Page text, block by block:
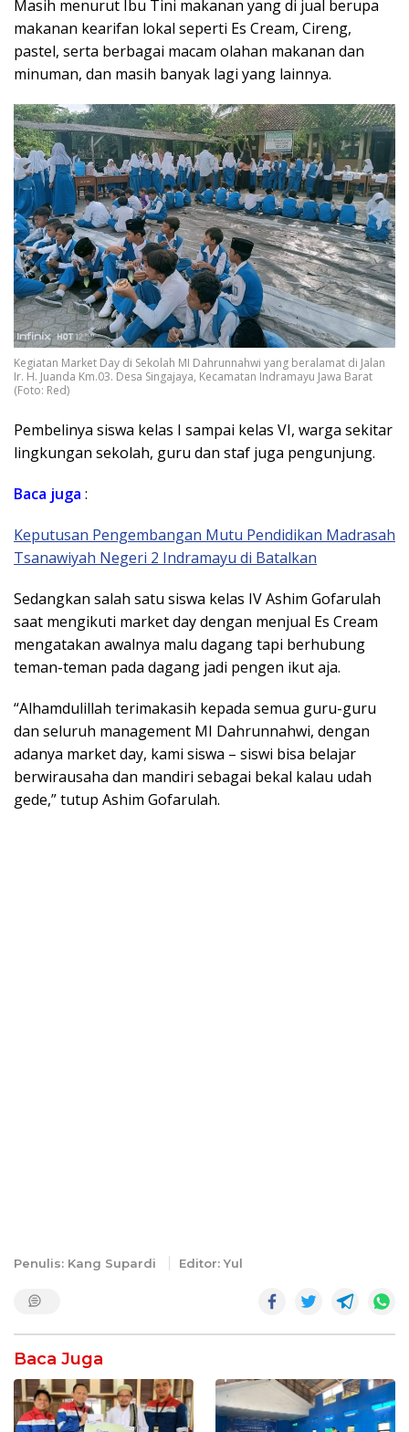
Masih menurut Ibu Tini makanan yang di jual berupa
makanan kearifan lokal seperti Es Cream, Cireng,
pastel, serta berbagai macam olahan makanan dan
minuman, dan masih banyak lagi yang lainnya.
Kegiatan Market Day di Sekolah MI Dahrunnahwi yang beralamat di Jalan
Ir. H. Juanda Km.03. Desa Singajaya, Kecamatan Indramayu Jawa Barat
(Foto: Red)
Pembelinya siswa kelas I sampai kelas VI, warga sekitar
lingkungan sekolah, guru dan staf juga pengunjung.
Baca juga :
Keputusan Pengembangan Mutu Pendidikan Madrasah
Tsanawiyah Negeri 2 Indramayu di Batalkan
Sedangkan salah satu siswa kelas IV Ashim Gofarulah
saat mengikuti market day dengan menjual Es Cream
mengatakan awalnya malu dagang tapi berhubung
teman-teman pada dagang jadi pengen ikut aja.
“Alhamdulillah terimakasih kepada semua guru-guru
dan seluruh management MI Dahrunnahwi, dengan
adanya market day, kami siswa – siswi bisa belajar
berwirausaha dan mandiri sebagai bekal kalau udah
gede,” tutup Ashim Gofarulah.
Penulis: Kang Supardi Editor: Yul
Baca Juga